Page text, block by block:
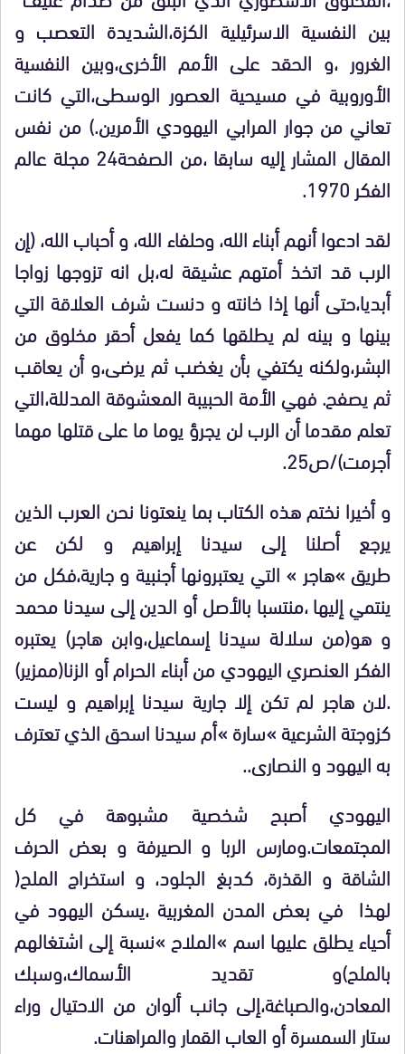
بين النفسية الاسرئيلية الكزة،الشديدة التعصب و
الغرور ،و الحقد على الأمم الأخرى،وبين النفسية
الأوروبية في مسيحية العصور الوسطى،التي كانت
تعاني من جوار المرابي اليهودي الأمرين.) من نفس
المقال المشار إليه سابقا ،من الصفحة24 مجلة عالم
الفكر 1970.
لقد ادعوا أنهم أبناء الله، وحلفاء الله، و أحباب الله، (إن
الرب قد اتخذ أمتهم عشيقة له،بل انه تزوجها زواجا
أبديا،حتى أنها إذا خانته و دنست شرف العلاقة التي
بينها و بينه لم يطلقها كما يفعل أحقر مخلوق من
البشر،ولكنه يكتفي بأن يغضب ثم يرضى،و أن يعاقب
ثم يصفح. فهي الأمة الحبيبة المعشوقة المدللة،التي
تعلم مقدما أن الرب لن يجرؤ يوما ما على قتلها مهما
أجرمت)/ص25.
و أخيرا نختم هذه الكتاب بما ينعتونا نحن العرب الذين
يرجع أصلنا إلى سيدنا إبراهيم و لكن عن
طريق »هاجر » التي يعتبرونها أجنبية و جارية،فكل من
ينتمي إليها ،منتسبا بالأصل أو الدين إلى سيدنا محمد
و هو(من سلالة سيدنا إسماعيل،وابن هاجر) يعتبره
الفكر العنصري اليهودي من أبناء الحرام أو الزنا(ممزير)
.لان هاجر لم تكن إلا جارية سيدنا إبراهيم و ليست
كزوجتة الشرعية »سارة »أم سيدنا اسحق الذي تعترف
به اليهود و النصارى..
اليهودي أصبح شخصية مشبوهة في كل
المجتمعات.ومارس الربا و الصيرفة و بعض الحرف
الشاقة و القذرة، كدبغ الجلود، و استخراج الملح(
لهذا في بعض المدن المغربية ،يسكن اليهود في
أحياء يطلق عليها اسم »الملاح »نسبة إلى اشتغالهم
بالملح)و تقديد الأسماك،وسبك
المعادن،والصباغة،إلى جانب ألوان من الاحتيال وراء
ستار السمسرة أو العاب القمار والمراهنات.